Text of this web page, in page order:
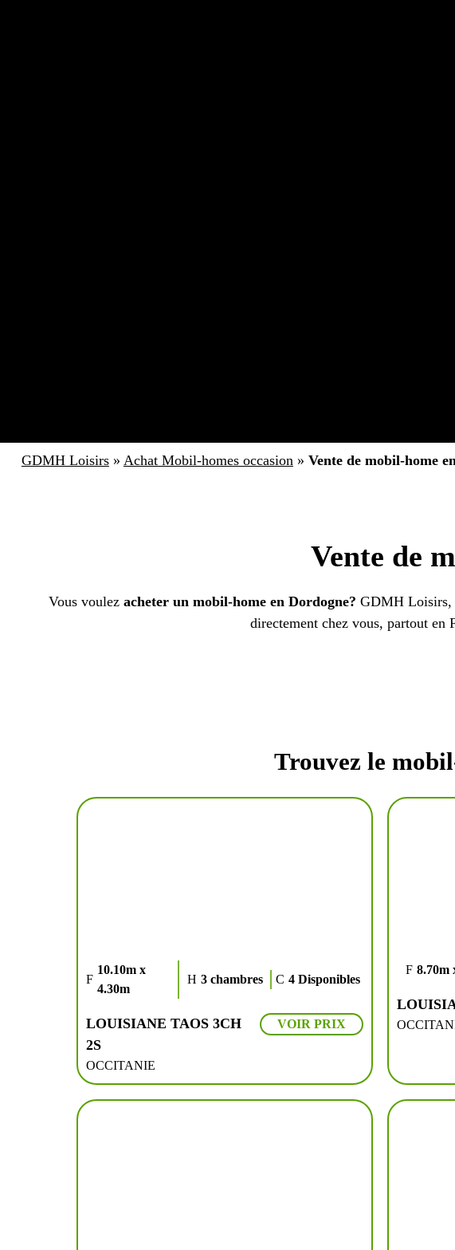
GDMH Loisirs» Achat Mobil-homes occasion» Vente de mobil-home
Vente de
Vous voulezacheter un mobil-home en Dordogne? GDMH Loisirs,
directement chez vous, partout en
Trouvez le
10.10m x
4.30m
3 chambres 4 Disponibles
LOUISIANE TAOS 3CH
2S
OCCITANIE
VOIR PRIX
8.70m